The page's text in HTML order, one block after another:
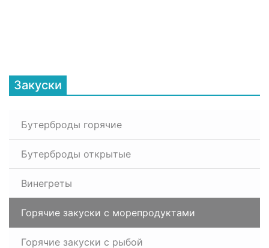
Закуски
Бутерброды горячие
Бутерброды открытые
Винегреты
Горячие закуски с морепродуктами
Горячие закуски с рыбой